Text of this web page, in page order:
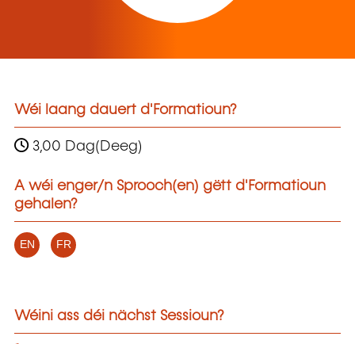
Wéi laang dauert d'Formatioun?
3,00 Dag(Deeg)
A wéi enger/n Sprooch(en) gëtt d'Formatioun
gehalen?
EN FR
Wéini ass déi nächst Sessioun?